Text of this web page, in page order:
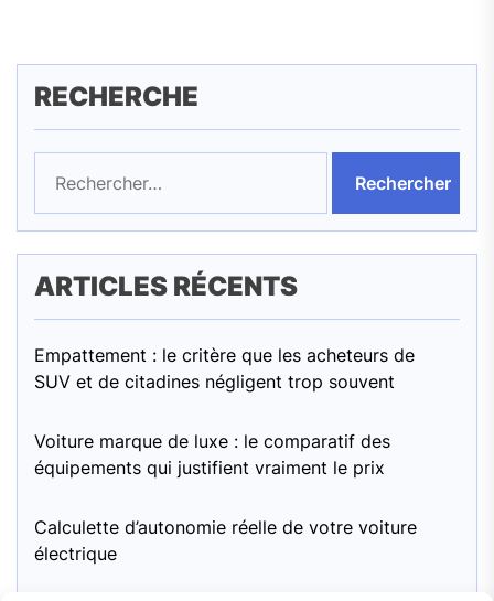
RECHERCHE
ARTICLES RÉCENTS
Empattement : le critère que les acheteurs de
SUV et de citadines négligent trop souvent
Voiture marque de luxe : le comparatif des
équipements qui justifient vraiment le prix
Calculette d’autonomie réelle de votre voiture
électrique